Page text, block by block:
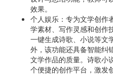
效果。
个人娱乐：专为文学创作
学素材、写作灵感和创作
一键生成诗歌、小说等文
外，该功能还具备智能纠
文学作品的质量。诗歌小
个便捷的创作平台，激发